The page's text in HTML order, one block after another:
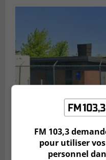
SAINT-HUBERT
Publié le 6 août 2026 à 09h39
Longueuil injecte
FM 103,3
pour utiliser
personnel